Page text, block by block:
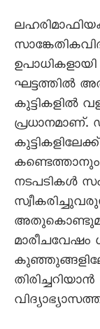
ഘട്ടത്തില്‍
കുട്ടികളില്‍
നടപടികള്‍
മാരീചവേഷം